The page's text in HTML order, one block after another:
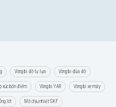
Vòng bi đỡ tự lựa Vòng bi đũa đỡ
xúc bốn điểm Vòng bi YAR Vòng bi xe máy
lót Mỡ chịu nhiệt SKF